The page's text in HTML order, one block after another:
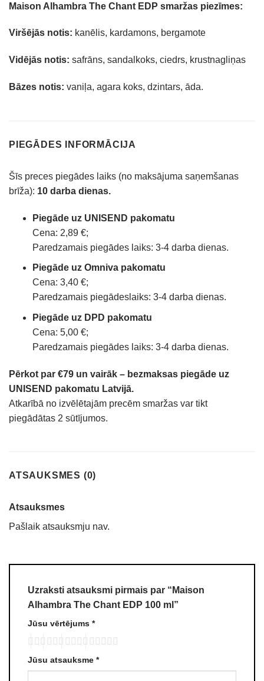
Maison Alhambra The Chant EDP smaržas piezīmes:
Viršējās notis: kanēlis, kardamons, bergamote
Vidējās notis: safrāns, sandalkoks, ciedrs, krustnagliņas
Bāzes notis: vaniļa, agara koks, dzintars, āda.
PIEGĀDES INFORMĀCIJA
Šīs preces piegādes laiks (no maksājuma saņemšanas
brīža): 10 darba dienas.
Piegāde uz UNISEND pakomatu
Cena: 2,89 €;
Paredzamais piegādes laiks: 3-4 darba dienas.
Piegāde uz Omniva pakomatu
Cena: 3,40 €;
Paredzamais piegādeslaiks: 3-4 darba dienas.
Piegāde uz DPD pakomatu
Cena: 5,00 €;
Paredzamais piegādes laiks: 3-4 darba dienas.
Pērkot par €79 un vairāk – bezmaksas piegāde uz
UNISEND pakomatu Latvijā.
Atkarībā no izvēlētajām precēm smaržas var tikt
piegādātas 2 sūtījumos.
ATSAUKSMES (0)
Atsauksmes
Pašlaik atsauksmju nav.
Uzraksti atsauksmi pirmais par “Maison
Alhambra The Chant EDP 100 ml”
Jūsu vērtējums *
Jūsu atsauksme *